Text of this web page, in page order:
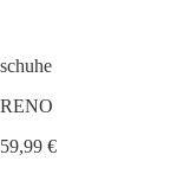
schuhe
RENO
59,99 €